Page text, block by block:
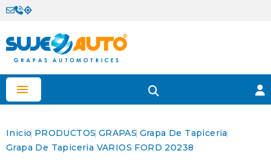

Inicio PRODUCTOS GRAPAS Grapa De Tapiceria
Grapa De Tapiceria VARIOS FORD 20238